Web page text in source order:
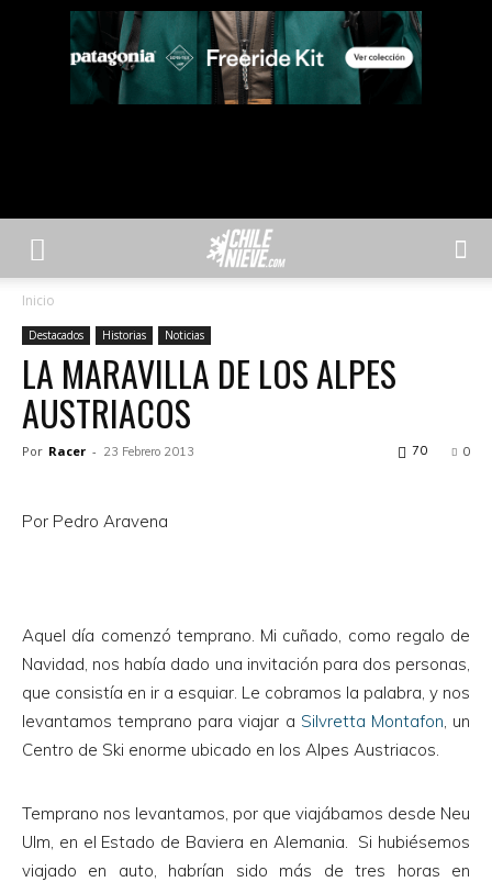
Inicio
Destacados Historias Noticias
LA MARAVILLA DE LOS ALPES
AUSTRIACOS
Por Racer - 23 Febrero 2013 0
70
Por Pedro Aravena
Aquel día comenzó temprano. Mi cuñado, como regalo de
Navidad, nos había dado una invitación para dos personas,
que consistía en ir a esquiar. Le cobramos la palabra, y nos
levantamos temprano para viajar a Silvretta Montafon, un
Centro de Ski enorme ubicado en los Alpes Austriacos.
Temprano nos levantamos, por que viajábamos desde Neu
Ulm, en el Estado de Baviera en Alemania. Si hubiésemos
viajado en auto, habrían sido más de tres horas en